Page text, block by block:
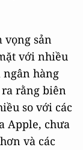
vọng sản
với nhiều
ngân hàng
rằng biên
so với các
Apple, chưa
và các